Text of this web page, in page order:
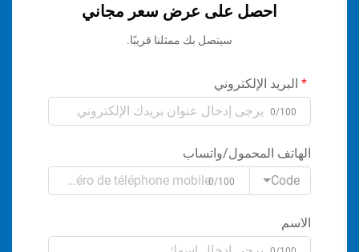
احصل على عرض سعر مجاني
سيتصل بك ممثلنا قريبًا.
البريد الإلكتروني
0/100
الهاتف المحمول/واتساب
Code
0/100
الاسم